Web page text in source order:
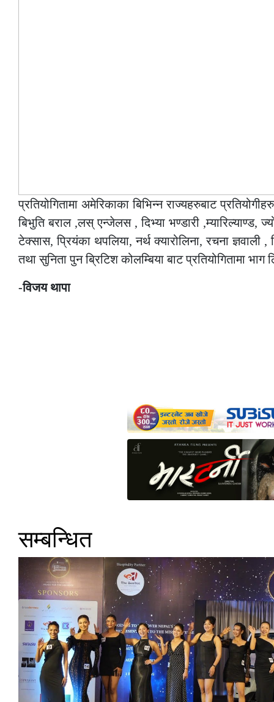
प्रतियोगितामा अमेरिकाका बिभिन्न राज्यहरुबाट
बिभुति बराल ,लस् एन्जेलस , दिभ्या भण्डारी ,म्यारिल्याण्ड,
टेक्सास, प्रियंका थपलिया, नर्थ क्यारोलिना, रचना ज्ञवाली ,
तथा सुनिता पुन ब्रिटिश कोलम्बिया बाट प्रतियोगितामा
-विजय थापा
सम्बन्धित